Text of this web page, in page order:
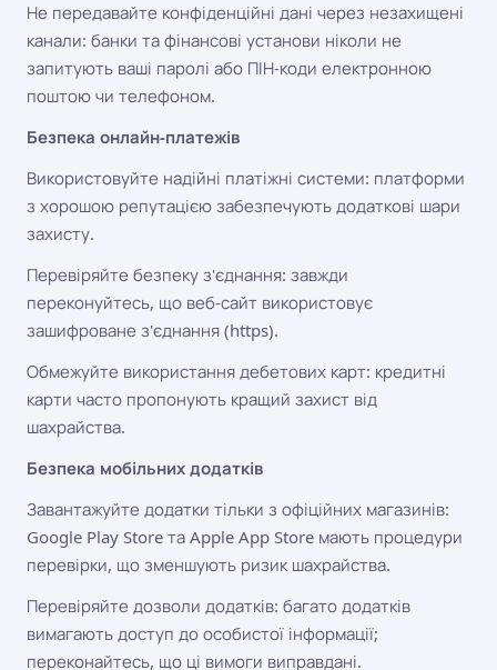
Не передавайте конфіденційні дані через незахищені
канали: банки та фінансові установи ніколи не
запитують ваші паролі або ПІН-коди електронною
поштою чи телефоном.
Безпека онлайн-платежів
Використовуйте надійні платіжні системи: платформи
з хорошою репутацією забезпечують додаткові шари
захисту.
Перевіряйте безпеку з'єднання: завжди
переконуйтесь, що веб-сайт використовує
зашифроване з'єднання (https).
Обмежуйте використання дебетових карт: кредитні
карти часто пропонують кращий захист від
шахрайства.
Безпека мобільних додатків
Завантажуйте додатки тільки з офіційних магазинів:
Google Play Store та Apple App Store мають процедури
перевірки, що зменшують ризик шахрайства.
Перевіряйте дозволи додатків: багато додатків
вимагають доступ до особистої інформації;
переконайтесь, що ці вимоги виправдані.